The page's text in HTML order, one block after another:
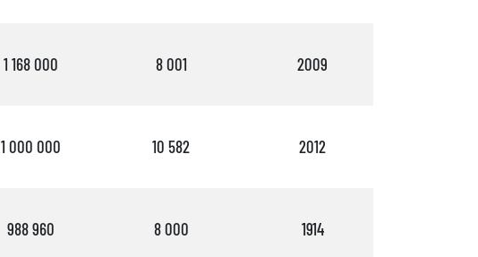
1 168 000 8 001 2009
1 000 000 10 582 2012
988 960 8 000 1914